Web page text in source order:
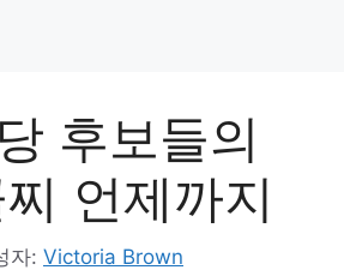
후보들의
언제까지
자: Victoria Brown